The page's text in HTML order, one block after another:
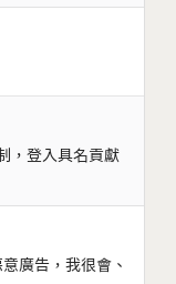
，登入具名貢獻
廣告，我很會、